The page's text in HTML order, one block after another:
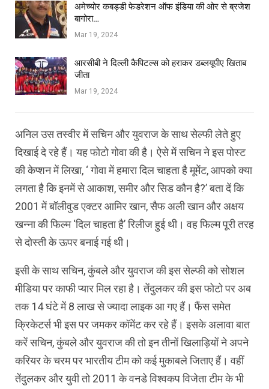
अमेच्योर कबड्डी फेडरेशन ऑफ इंडिया की ओर से ब्रजेश
बागोरा…
Mar 19, 2024
आरसीबी ने दिल्ली कैपिटल्स को हराकर डब्लयूपीए खिताब
जीता
Mar 19, 2024
अनिल उस तस्वीर में सचिन और युवराज के साथ सेल्फी लेते हुए
दिखाई दे रहे हैं। यह फोटो गोवा की है। ऐसे में सचिन ने इस पोस्ट
की केप्शन में लिखा, ‘ गोवा में हमारा दिल चाहता है मूमेंट, आपको क्या
लगता है कि इनमें से आकाश, समीर और सिड कौन है?’ बता दें कि
2001 में बॉलीवुड एक्टर आमिर खान, सैफ अली खान और अक्षय
खन्ना की फिल्म ‘दिल चाहता है’ रिलीज हुई थी। वह फिल्म पूरी तरह
से दोस्ती के ऊपर बनाई गई थी।
इसी के साथ सचिन, कुंबले और युवराज की इस सेल्फी को सोशल
मीडिया पर काफी प्यार मिल रहा है। तेंदुलकर की इस फोटो पर अब
तक 14 घंटे में 8 लाख से ज्यादा लाइक आ गए हैं। फैंस समेत
क्रिकेटर्स भी इस पर जमकर कॉमेंट कर रहे हैं। इसके अलावा बात
करें सचिन, कुंबले और युवराज की तो इन तीनों खिलाड़ियों ने अपने
करियर के चरम पर भारतीय टीम को कई मुकाबले जिताए हैं। वहीं
तेंदुलकर और युवी तो 2011 के वनडे विश्वकप विजेता टीम के भी